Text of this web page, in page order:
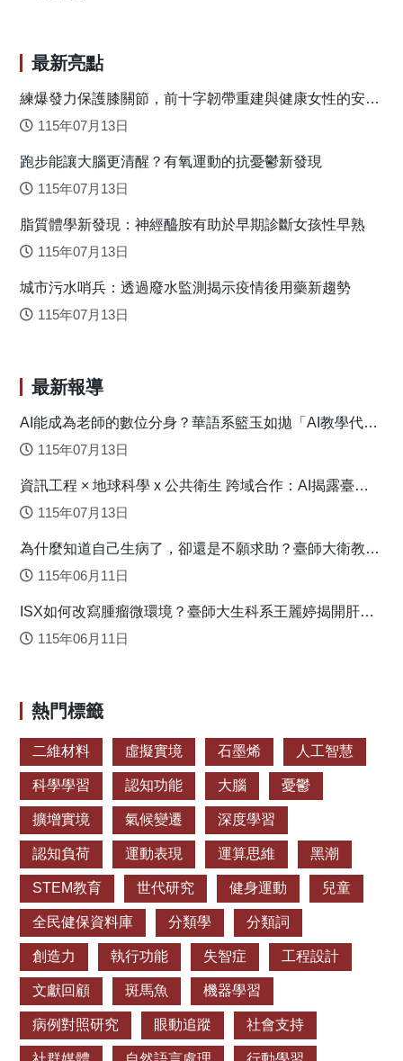
貼近國內數學障礙現況，故進行第二階段資料檢索，將同時
期科技部專案研究也納入分析，共計14筆。 結果發現國
內研究大致包括特質診斷與教學介入二主題，且以後者為
多，顯示數學障礙學生的教學服務較受關注。整體而言，期
與核心缺陷之實證。在數學障礙概念的採用上，科技部研究
多反映出數學障礙定義的流變，但多數期刊論文仍採差距標
略國際趨勢，研究對象可能與當代定義有差異而難以比對。
此外，教學介入實徵證據少，核心能力教學研究比率偏低，
學；而在五篇實徵性期刊論文中，則主要探討資訊多媒體的
應用、後設認知解題策略與圖示表徵策略對數學障礙學生文
實務顯然對「如何教」、「教什麼」是有需求的，本研究建
議教學探討應回歸並連結腦神經與認知心理研究來談，因為
教學與認知之間的連結亦需研究證據檢驗，也建議數學教學
的探討應對低成就補救教學、數學障礙的診斷教學進行區
http://bse.spe.ntnu.edu.tw/upload/journal/prog/
最新亮點
練爆發力保護膝關節，前十字韌帶重建與健康女性的安全
落地關鍵
115年07月13日
跑步能讓大腦更清醒？有氧運動的抗憂鬱新發現
115年07月13日
脂質體學新發現：神經醯胺有助於早期診斷女孩性早熟
115年07月13日
城市污水哨兵：透過廢水監測揭示疫情後用藥新趨勢
115年07月13日
最新報導
AI能成為老師的數位分身？華語系籃玉如拋「AI教學代理
人」新模式
115年07月13日
資訊工程 × 地球科學 x 公共衛生 跨域合作：AI揭露臺灣
心血管疾病高風險環境型態
115年07月13日
為什麼知道自己生病了，卻還是不願求助？臺師大衛教系
連盈如揭心理健康求助關鍵
115年06月11日
ISX如何改寫腫瘤微環境？臺師大生科系王麗婷揭開肝癌
免疫逃脫機制
115年06月11日
熱門標籤
二維材料 虛擬實境 石墨烯 人工智慧
科學學習 認知功能 大腦 憂鬱
擴增實境 氣候變遷 深度學習
認知負荷 運動表現 運算思維 黑潮
STEM教育 世代研究 健身運動 兒童
全民健保資料庫 分類學 分類詞
創造力 執行功能 失智症 工程設計
文獻回顧 斑馬魚 機器學習
病例對照研究 眼動追蹤 社會支持